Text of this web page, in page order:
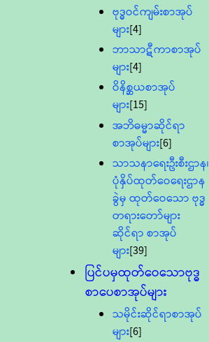
ဗုဒ္ဓဝင်ကျမ်းစာအုပ်
များ[4]
ဘာသာဋီကာစာအုပ်
များ[4]
ဝိနိစ္ဆယစာအုပ်
များ[15]
အဘိဓမ္မာဆိုင်ရာ
စာအုပ်များ[6]
သာသနာရေးဦးစီးဌာန၊
ပုံနှိပ်ထုတ်ဝေရေးဌာန
ခွဲမှ ထုတ်ဝေသော ဗုဒ္ဓ
တရားတော်များ
ဆိုင်ရာ စာအုပ်
များ[39]
ပြင်ပမှထုတ်ဝေသောဗုဒ္ဓ
စာပေစာအုပ်များ
သမိုင်းဆိုင်ရာစာအုပ်
များ[6]